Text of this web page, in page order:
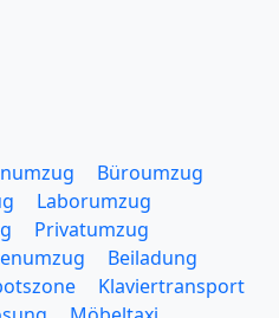
Büroumzug
Laborumzug
Privatumzug
Beiladung
Klaviertransport